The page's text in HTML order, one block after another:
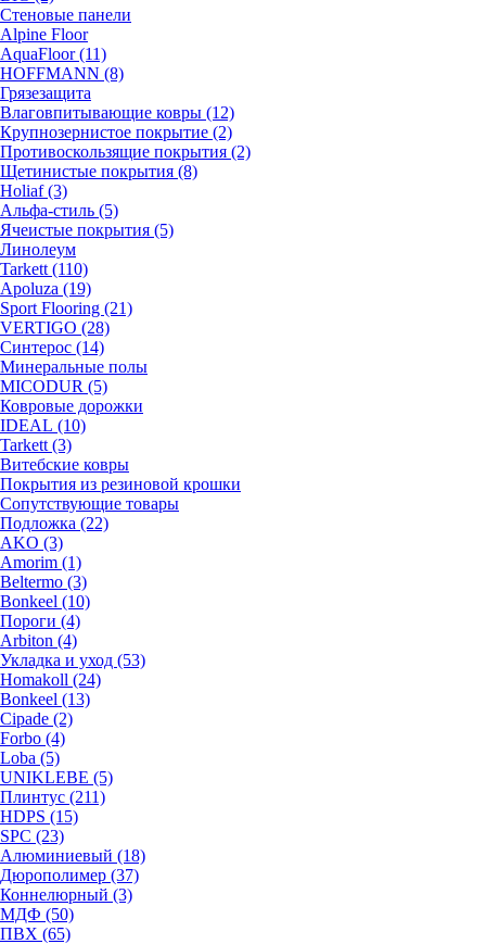
Стеновые панели
Alpine Floor
AquaFloor (11)
HOFFMANN (8)
Грязезащита
Влаговпитывающие ковры (12)
Крупнозернистое покрытие (2)
Противоскользящие покрытия (2)
Щетинистые покрытия (8)
Holiaf (3)
Альфа-стиль (5)
Ячеистые покрытия (5)
Линолеум
Tarkett (110)
Apoluza (19)
Sport Flooring (21)
VERTIGO (28)
Синтерос (14)
Минеральные полы
MICODUR (5)
Ковровые дорожки
IDEAL (10)
Tarkett (3)
Витебские ковры
Покрытия из резиновой крошки
Сопутствующие товары
Подложка (22)
AKO (3)
Amorim (1)
Beltermo (3)
Bonkeel (10)
Пороги (4)
Arbiton (4)
Укладка и уход (53)
Homakoll (24)
Bonkeel (13)
Cipade (2)
Forbo (4)
Loba (5)
UNIKLEBE (5)
Плинтус (211)
HDPS (15)
SPC (23)
Алюминиевый (18)
Дюрополимер (37)
Коннелюрный (3)
МДФ (50)
ПВХ (65)